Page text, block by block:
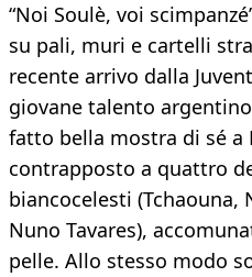
“Noi Soulè, voi
su pali, muri e cartelli
recente arrivo dalla
giovane talento
fatto bella mostra di sé a
contrapposto a quattro
biancocelesti (Tchaouna,
Nuno Tavares),
pelle. Allo stesso modo